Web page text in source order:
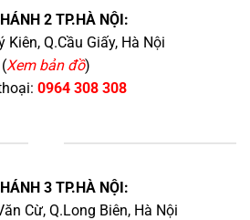
2 TP.HÀ NỘI:
Kiên, Q.Cầu Giấy, Hà Nội
(Xem bản đồ)
0964 308 308
3 TP.HÀ NỘI:
Cừ, Q.Long Biên, Hà Nội